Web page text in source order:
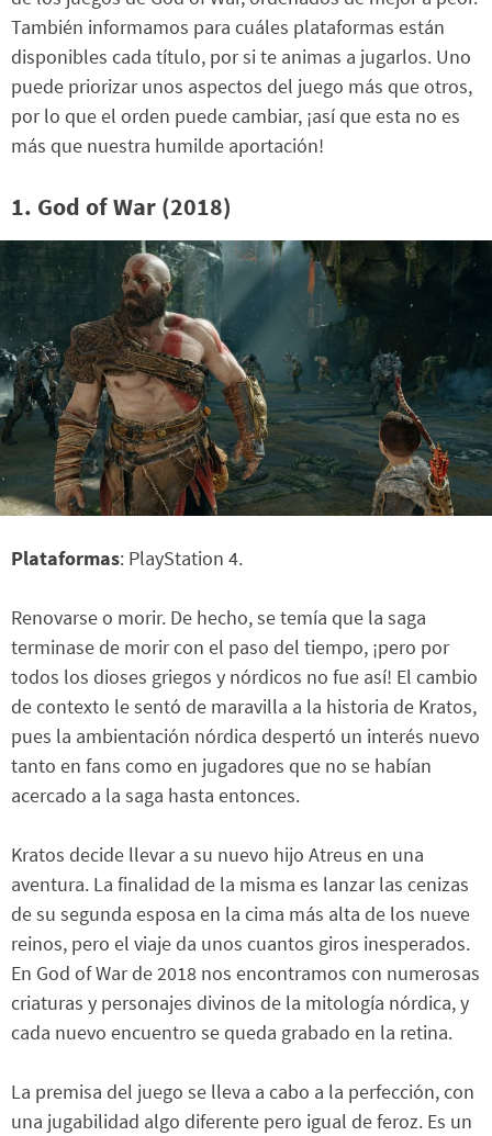
También informamos para cuáles plataformas están
disponibles cada título, por si te animas a jugarlos. Uno
puede priorizar unos aspectos del juego más que otros,
por lo que el orden puede cambiar, ¡así que esta no es
más que nuestra humilde aportación!
1. God of War (2018)
Plataformas: PlayStation 4.
Renovarse o morir. De hecho, se temía que la saga
terminase de morir con el paso del tiempo, ¡pero por
todos los dioses griegos y nórdicos no fue así! El cambio
de contexto le sentó de maravilla a la historia de Kratos,
pues la ambientación nórdica despertó un interés nuevo
tanto en fans como en jugadores que no se habían
acercado a la saga hasta entonces.
Kratos decide llevar a su nuevo hijo Atreus en una
aventura. La finalidad de la misma es lanzar las cenizas
de su segunda esposa en la cima más alta de los nueve
reinos, pero el viaje da unos cuantos giros inesperados.
En God of War de 2018 nos encontramos con numerosas
criaturas y personajes divinos de la mitología nórdica, y
cada nuevo encuentro se queda grabado en la retina.
La premisa del juego se lleva a cabo a la perfección, con
una jugabilidad algo diferente pero igual de feroz. Es un